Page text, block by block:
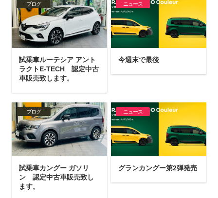
ブログ
試乗車ルーテシア アント
ラクトE-TECH 認定中古
車販売致します。
ニュース
今週末で最後
ブログ
試乗車カングー ガソリ
ン 認定中古車販売致し
ます。
ニュース
グランカングー第2弾発売